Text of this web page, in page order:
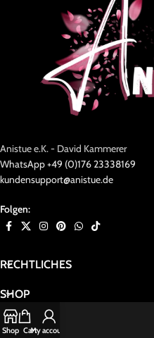
Anistue e.K. - David Kammerer
WhatsApp +49 (0)176 23338169
kundensupport@anistue.de
Folgen:
RECHTLICHES
SHOP
Shop CartMy account